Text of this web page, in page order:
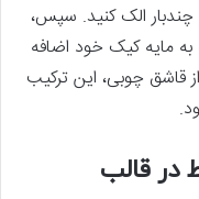
چندبار الک کنید. سپس،
به مایه کیک خود اضافه
قاشق چوبی، این ترکیب
در قالب